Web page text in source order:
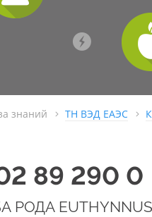
знаний ТН ВЭД ЕАЭС
89 290 0
РОДА